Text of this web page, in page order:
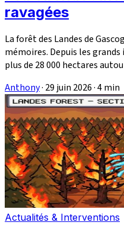
ravagées
La forêt des Landes de
mémoires. Depuis les grands
plus de 28 000 hectares
Anthony· 29 juin 2026·4 min
Actualités & Interventions